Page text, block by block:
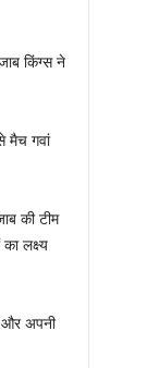
किंग्स ने
मैच गवां
की टीम
लक्ष्य
और अपनी